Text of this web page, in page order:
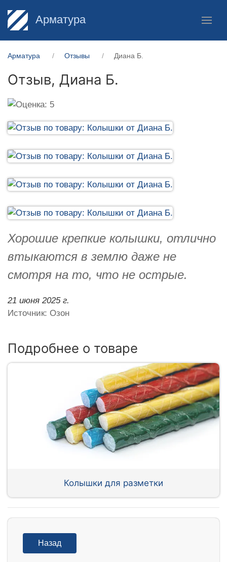
Арматура
Арматура Отзывы Диана Б.
Отзыв, Диана Б.
Хорошие крепкие колышки, отлично
втыкаются в землю даже не
смотря на то, что не острые.
21 июня 2025 г.
Источник: Озон
Подробнее о товаре
Колышки для разметки
Назад